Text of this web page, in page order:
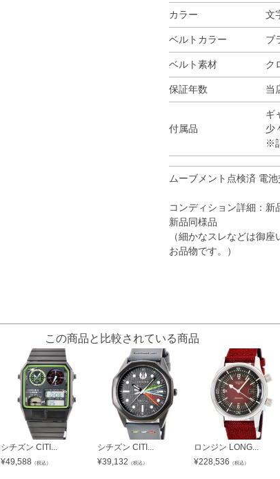
カラー 文
ベルトカラー ブ
ベルト素材 ク
保証年数 当
付属品
ギ
少
※
ムーブメント点検済 電
コンディション詳細：新
新品同様品
（細かなスレなどは御
お品物です。）
この商品と比較されている商品
シチズン CITI...
¥49,588 （税込）
シチズン CITI...
¥39,132 （税込）
ロンジン LONG...
¥228,536 （税込）